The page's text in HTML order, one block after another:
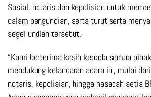
Sosial, notaris dan kepolisian untuk
dalam pengundian, serta turut serta
segel undian tersebut.
“Kami berterima kasih kepada semua
mendukung kelancaran acara ini, mulai
notaris, kepolisian, hingga nasabah setia